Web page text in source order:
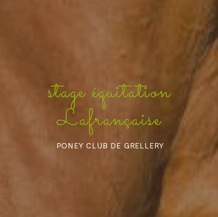
stage équitation
Lafrançaise
PONEY CLUB DE GRELLERY